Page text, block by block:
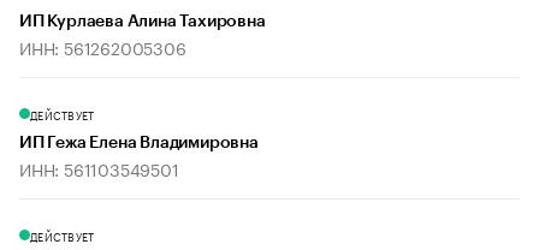
ИП Курлаева Алина Тахировна
ИНН: 561262005306
ДЕЙСТВУЕТ
ИП Гежа Елена Владимировна
ИНН: 561103549501
ДЕЙСТВУЕТ